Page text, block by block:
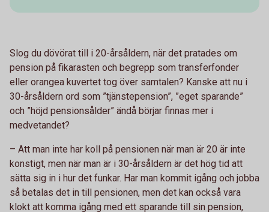
Slog du dövörat till i 20-årsåldern, när det pratades om
pension på fikarasten och begrepp som transferfonder
eller orangea kuvertet tog över samtalen? Kanske att nu i
30-årsåldern ord som ”tjänstepension”, ”eget sparande”
och ”höjd pensionsålder” ändå börjar finnas mer i
medvetandet?
– Att man inte har koll på pensionen när man är 20 är inte
konstigt, men när man är i 30-årsåldern är det hög tid att
sätta sig in i hur det funkar. Har man kommit igång och jobba
så betalas det in till pensionen, men det kan också vara
klokt att komma igång med ett sparande till sin pension,